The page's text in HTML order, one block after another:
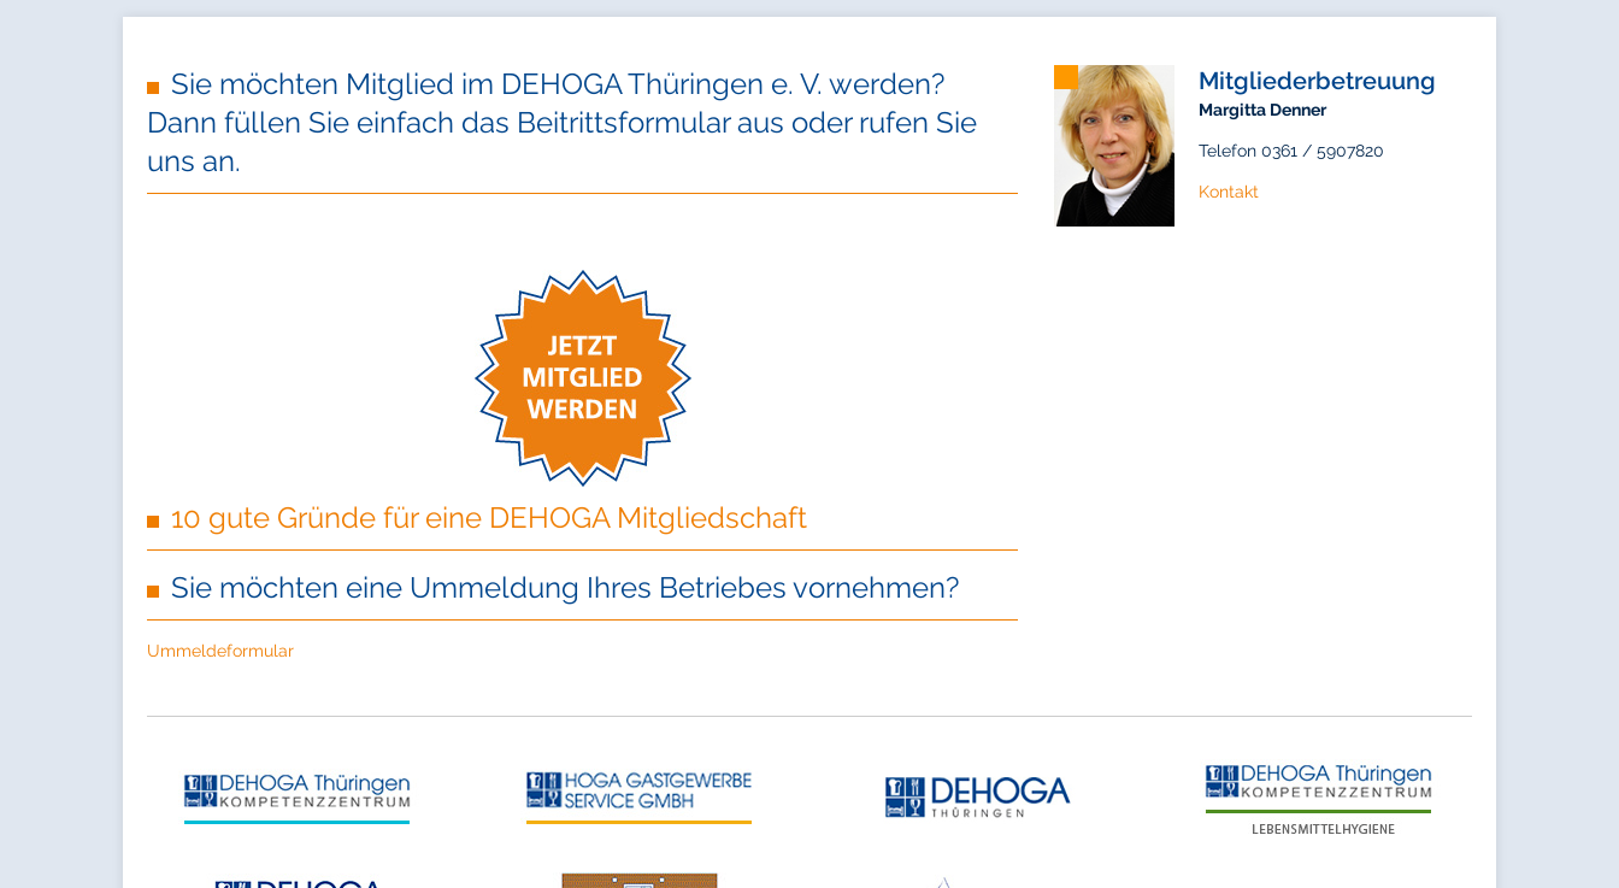
Sie möchten Mitglied im DEHOGA Thüringen e. V. werden?
Dann füllen Sie einfach das Beitrittsformular aus oder rufen Sie
uns an.
10 gute Gründe für eine DEHOGA Mitgliedschaft
Sie möchten eine Ummeldung Ihres Betriebes vornehmen?
Ummeldeformular
Mitgliederbetreuung
Margitta Denner
Telefon 0361 / 5907820
Kontakt